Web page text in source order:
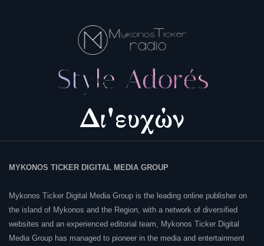
MYKONOS TICKER DIGITAL MEDIA GROUP
Mykonos Ticker Digital Media Group is the leading online publisher on
the island of Mykonos and the Region, with a network of diversified
websites and an experienced editorial team, Mykonos Ticker Digital
Media Group has managed to pioneer in the media and entertainment